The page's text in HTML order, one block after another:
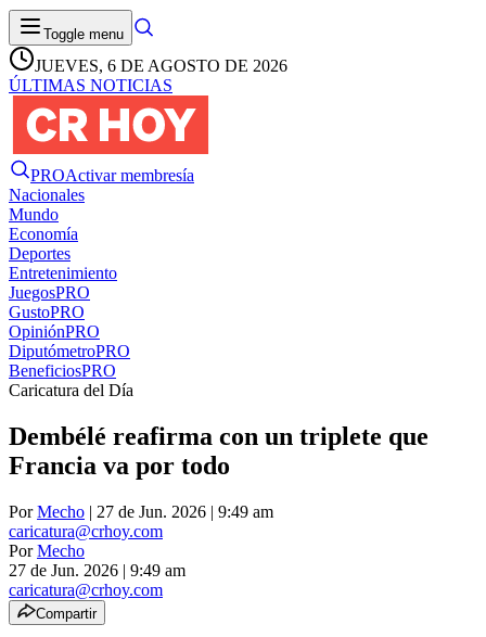
Toggle menu
JUEVES, 6 DE AGOSTO DE 2026
ÚLTIMAS NOTICIAS
PROActivar membresía
Nacionales
Mundo
Economía
Deportes
Entretenimiento
JuegosPRO
GustoPRO
OpiniónPRO
DiputómetroPRO
BeneficiosPRO
Caricatura del Día
Dembélé reafirma con un triplete que
Francia va por todo
PorMecho | 27 de Jun. 2026 | 9:49 am
caricatura@crhoy.com
PorMecho
27 de Jun. 2026 | 9:49 am
caricatura@crhoy.com
Compartir